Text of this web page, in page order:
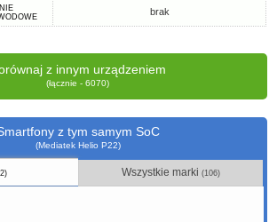
brak
z innym urządzeniem
(łącznie - 6070)
z tym samym SoC
(Mediatek Helio P22)
Wszystkie marki(106)